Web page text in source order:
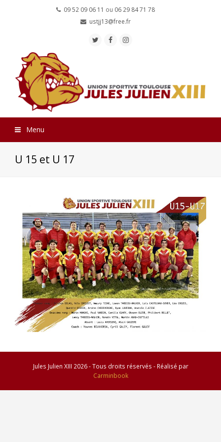
09 52 09 06 11 ou 06 29 84 71 78
ustjj13@free.fr
TwitterFacebook
Menu
U 15 et U 17
Jules Julien XIII 2026 - Tous droits réservés - Réalisé par
Carminbook